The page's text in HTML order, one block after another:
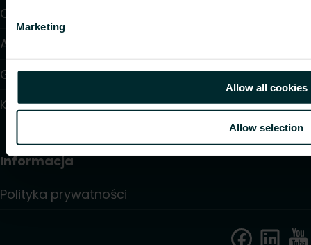
Marketing
Allow all cookies
Allow selection
O nas
Artykuły
Gdzie kupić
Kontakt
Informacja
Polityka prywatności